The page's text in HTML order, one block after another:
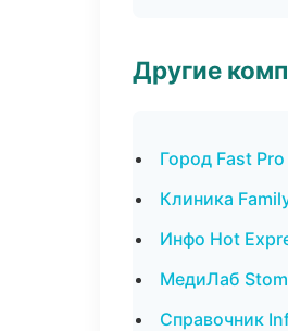
Другие
Город Fast
Клиника
Инфо Hot
МедиЛаб
Справочник